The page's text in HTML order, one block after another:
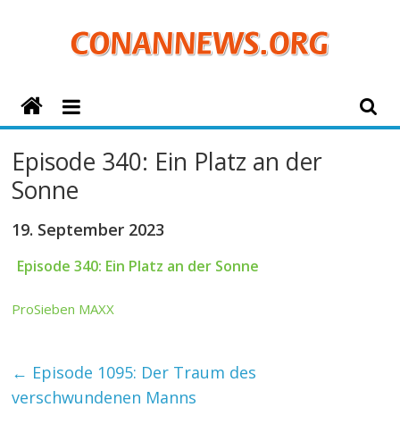
ConanNews.org
Conan
News
Episode 340: Ein Platz an der
Sonne
19. September 2023
Episode 340: Ein Platz an der Sonne
ProSieben MAXX
← Episode 1095: Der Traum des
verschwundenen Manns